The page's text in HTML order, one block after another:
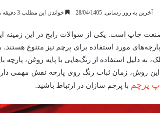
آخرین به روز رسانی: 28/04/1405 خواندن این مطلب 3 دقیقه زمان میبرد
صنعت چاپ است. یکی از سوالات رایج در این
پارچه‌های مورد استفاده برای پرچم نیز متنوع
دلیل استفاده از رنگ‌هایی با پایه روغن، پارچه
این روش، زمان ثبات رنگ روی پارچه نقش مهمی
پرچم با پرچم سازان در ارتباط باشید.